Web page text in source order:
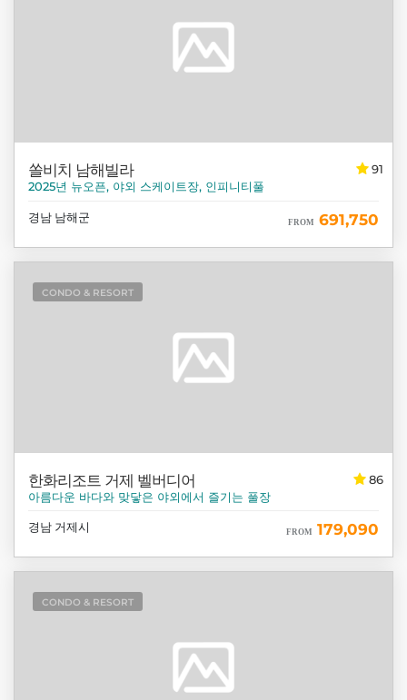
91
쏠비치 남해빌라
2025년 뉴오픈, 야외 스케이트장, 인피니티풀
경남 남해군 FROM 691,750
CONDO & RESORT
86
한화리조트 거제 벨버디어
아름다운 바다와 맞닿은 야외에서 즐기는 풀장
경남 거제시 FROM 179,090
CONDO & RESORT